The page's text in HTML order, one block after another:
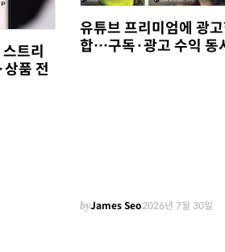
트리
품 전
유튜브 프리미엄에 광
합…구독·광고 수익 동
byJames Seo2026년 7월 30일